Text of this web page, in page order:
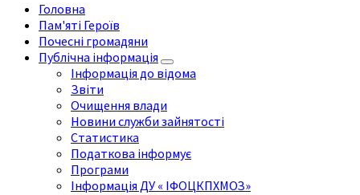
Головна
Пам'яті Героїв
Почесні громадяни
Публічна інформація
Інформація до відома
Звіти
Очищення влади
Новини служби зайнятості
Статистика
Податкова інформує
Програми
Інформація ДУ « ІФОЦКПХМОЗ»